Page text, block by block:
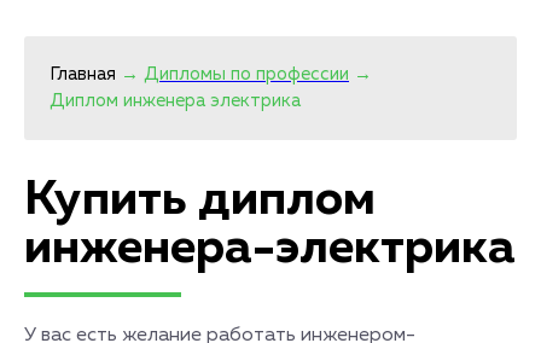
Главная → Дипломы по профессии →
Диплом инженера электрика
Купить диплом
инженера-электрика
У вас есть желание работать инженером-